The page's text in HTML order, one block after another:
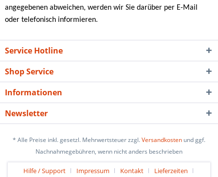
angegebenen abweichen, werden wir Sie darüber per E-Mail
oder telefonisch informieren.
Service Hotline
Shop Service
Informationen
Newsletter
* Alle Preise inkl. gesetzl. Mehrwertsteuer zzgl.Versandkosten und ggf.
Nachnahmegebühren, wenn nicht anders beschrieben
Hilfe / Support Impressum Kontakt Lieferzeiten